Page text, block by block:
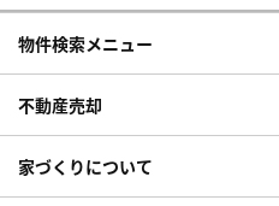
物件検索メニュー
不動産売却
家づくりについて